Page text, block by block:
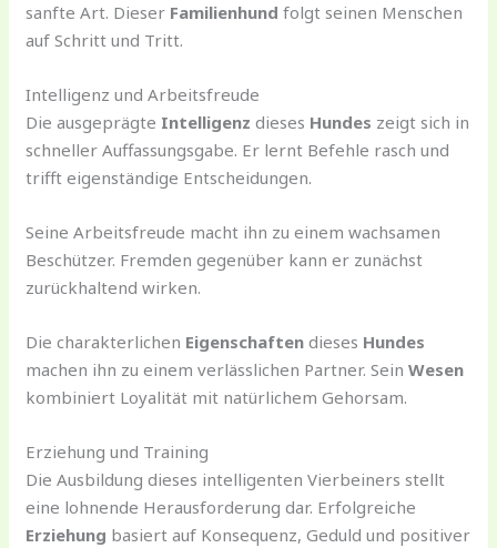
sanfte Art. Dieser Familienhund folgt seinen Menschen
auf Schritt und Tritt.
Intelligenz und Arbeitsfreude
Die ausgeprägte Intelligenz dieses Hundes zeigt sich in
schneller Auffassungsgabe. Er lernt Befehle rasch und
trifft eigenständige Entscheidungen.
Seine Arbeitsfreude macht ihn zu einem wachsamen
Beschützer. Fremden gegenüber kann er zunächst
zurückhaltend wirken.
Die charakterlichen Eigenschaften dieses Hundes
machen ihn zu einem verlässlichen Partner. SeinWesen
kombiniert Loyalität mit natürlichem Gehorsam.
Erziehung und Training
Die Ausbildung dieses intelligenten Vierbeiners stellt
eine lohnende Herausforderung dar. Erfolgreiche
Erziehung basiert auf Konsequenz, Geduld und positiver